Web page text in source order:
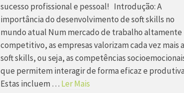
sucesso profissional e pessoal! Introdução: A
importância do desenvolvimento de soft skills no
mundo atual Num mercado de trabalho altamente
competitivo, as empresas valorizam cada vez mais
soft skills, ou seja, as competências
que permitem interagir de forma eficaz e
Estas incluem … Ler Mais